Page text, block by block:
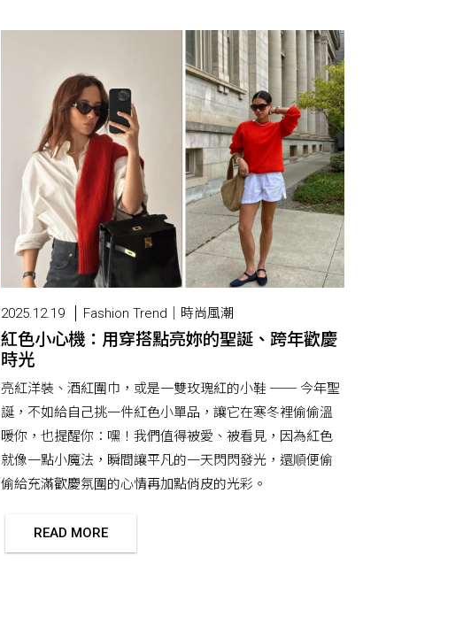
2025.12.19 Fashion Trend｜時尚風潮
紅色小心機：用穿搭點亮妳的聖誕、跨年歡慶
時光
亮紅洋裝、酒紅圍巾，或是一雙玫瑰紅的小鞋 ── 今年聖
誕，不如給自己挑一件紅色小單品，讓它在寒冬裡偷偷溫
暖你，也提醒你：嘿！我們值得被愛、被看見，因為紅色
就像一點小魔法，瞬間讓平凡的一天閃閃發光，還順便偷
偷給充滿歡慶氛圍的心情再加點俏皮的光彩。
READ MORE